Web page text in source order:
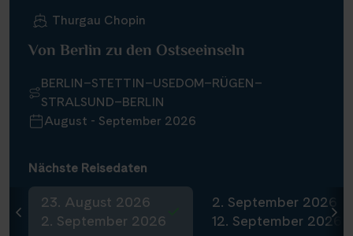
Kontakt
Reisekalender
Agenturbereich
Thurgau Chopin
Von Berlin zu den Ostseeinseln
BERLIN–STETTIN–USEDOM–RÜGEN–
STRALSUND–BERLIN
August - September 2026
Nächste Reisedaten
23. August 2026
2. September 2026
2. September 2026
12. September 2026